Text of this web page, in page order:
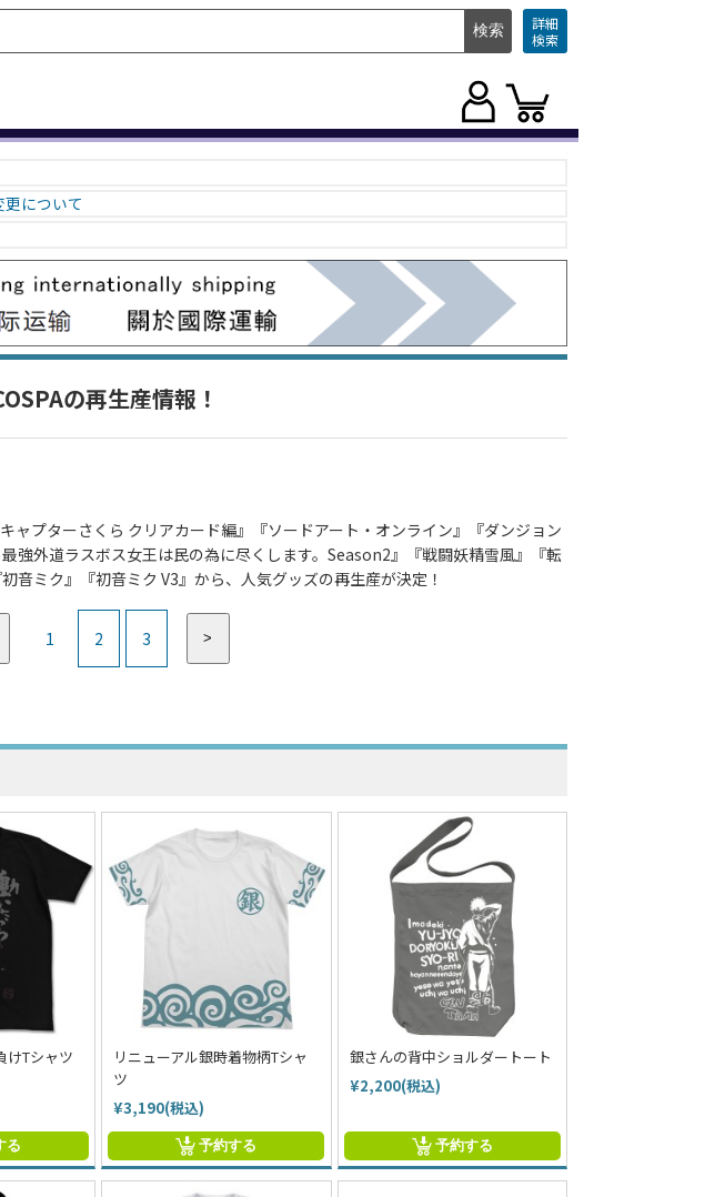
詳細
検索
について
の再生産情報！
ャプターさくら クリアカード編』『ソードアート・オンライン』『ダンジョン
強外道ラスボス女王は民の為に尽くします。Season2』『戦闘妖精雪風』『転
音ミク』『初音ミク V3』から、人気グッズの再生産が決定！
1 2 3 >
けTシャツ
る
リニューアル銀時着物柄Tシャ
ツ
¥3,190(税込)
予約する
銀さんの背中ショルダートート
¥2,200(税込)
予約する